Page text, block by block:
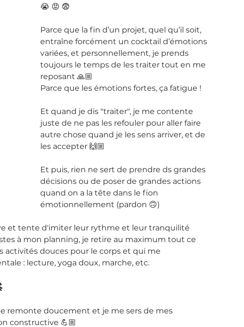
😭 😡 😨
Parce que la fin d’un projet, quel qu’il soit,
entraîne forcément un cocktail d’émotions
variées, et personnellement, je prends
toujours le temps de les traiter tout en me
reposant 🙏🏼
Parce que les émotions fortes, ça fatigue !
Et quand je dis "traiter", je me contente
juste de ne pas les refouler pour aller faire
autre chose quand je les sens arriver, et de
les accepter 🙌🏼
Et puis, rien ne sert de prendre ds grandes
décisions ou de poser de grandes actions
quand on a la tête dans le fion
émotionnellement (pardon 🙃)
et tente d'imiter leur rythme et leur tranquilité
à mon planning, je retire au maximum tout ce
activités douces pour le corps et qui me
: lecture, yoga doux, marche, etc.
remonte doucement et je me sers de mes
constructive 💪🏼